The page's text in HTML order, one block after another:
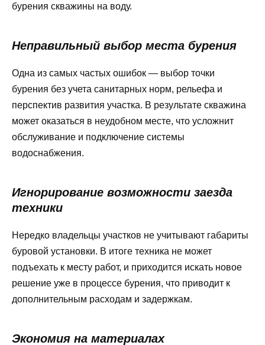
бурения скважины на воду.
Неправильный выбор места бурения
Одна из самых частых ошибок — выбор точки
бурения без учета санитарных норм, рельефа и
перспектив развития участка. В результате скважина
может оказаться в неудобном месте, что усложнит
обслуживание и подключение системы
водоснабжения.
Игнорирование возможности заезда
техники
Нередко владельцы участков не учитывают габариты
буровой установки. В итоге техника не может
подъехать к месту работ, и приходится искать новое
решение уже в процессе бурения, что приводит к
дополнительным расходам и задержкам.
Экономия на материалах